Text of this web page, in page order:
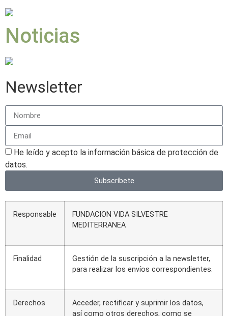
Noticias
Newsletter
He leído y acepto la información básica de protección de
datos.
Subscríbete
Responsable
FUNDACION VIDA SILVESTRE
MEDITERRANEA
Finalidad
Gestión de la suscripción a la newsletter,
para realizar los envíos correspondientes.
Derechos
Acceder, rectificar y suprimir los datos,
así como otros derechos, como se